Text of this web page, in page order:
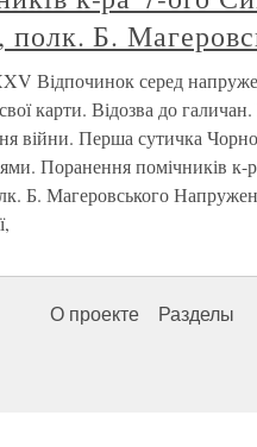
полк. Б.
Відпочинок серед
карти. Відозва до
війни. Перша сутичка
Поранення помічників
Б. Магеровського
О проекте Разделы